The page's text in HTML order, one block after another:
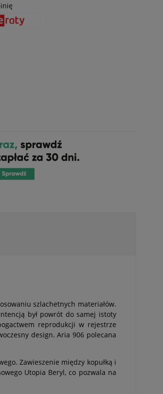
szlachetnych materiałów.
był powrót do samej istoty
reprodukcji w rejestrze
design. Aria 906 polecana
Zawieszenie między kopułką i
Utopia Beryl, co pozwala na